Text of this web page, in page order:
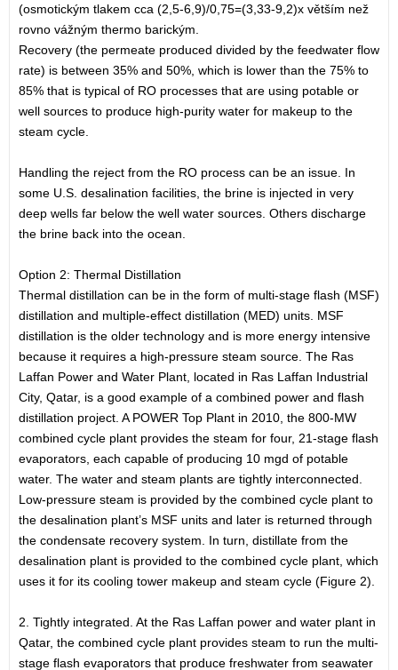
(osmotickým tlakem cca (2,5-6,9)/0,75=(3,33-9,2)x větším než
rovno vážným thermo barickým.
Recovery (the permeate produced divided by the feedwater flow
rate) is between 35% and 50%, which is lower than the 75% to
85% that is typical of RO processes that are using potable or
well sources to produce high-purity water for makeup to the
steam cycle.
Handling the reject from the RO process can be an issue. In
some U.S. desalination facilities, the brine is injected in very
deep wells far below the well water sources. Others discharge
the brine back into the ocean.
Option 2: Thermal Distillation
Thermal distillation can be in the form of multi-stage flash (MSF)
distillation and multiple-effect distillation (MED) units. MSF
distillation is the older technology and is more energy intensive
because it requires a high-pressure steam source. The Ras
Laffan Power and Water Plant, located in Ras Laffan Industrial
City, Qatar, is a good example of a combined power and flash
distillation project. A POWER Top Plant in 2010, the 800-MW
combined cycle plant provides the steam for four, 21-stage flash
evaporators, each capable of producing 10 mgd of potable
water. The water and steam plants are tightly interconnected.
Low-pressure steam is provided by the combined cycle plant to
the desalination plant’s MSF units and later is returned through
the condensate recovery system. In turn, distillate from the
desalination plant is provided to the combined cycle plant, which
uses it for its cooling tower makeup and steam cycle (Figure 2).
2. Tightly integrated. At the Ras Laffan power and water plant in
Qatar, the combined cycle plant provides steam to run the multi-
stage flash evaporators that produce freshwater from seawater